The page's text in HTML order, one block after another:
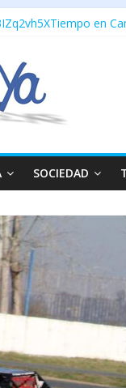
Tiempo en
SOCIEDAD